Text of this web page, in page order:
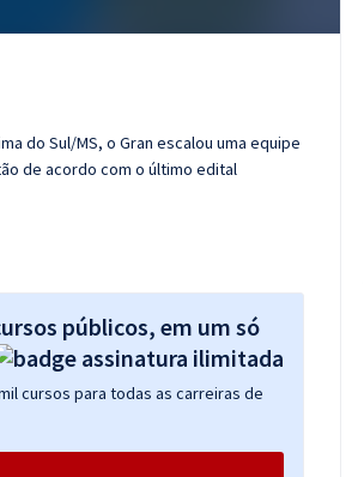
do Sul/MS, o Gran escalou uma equipe
de acordo com o último edital
públicos, em um só
cursos para todas as carreiras de